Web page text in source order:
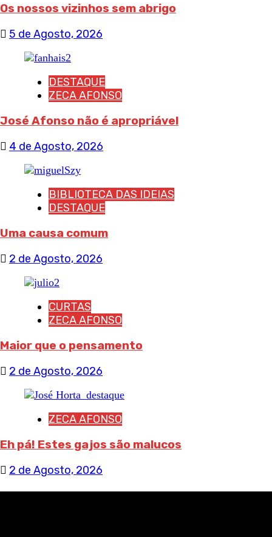
Os nossos vizinhos sem abrigo
5 de Agosto, 2026
DESTAQUE
ZECA AFONSO
José Afonso não é apropriável
4 de Agosto, 2026
BIBLIOTECA DAS IDEIAS
DESTAQUE
Uma causa comum
2 de Agosto, 2026
CURTAS
ZECA AFONSO
Maior que o pensamento
2 de Agosto, 2026
ZECA AFONSO
Eh pá! Estes gajos são malucos
2 de Agosto, 2026